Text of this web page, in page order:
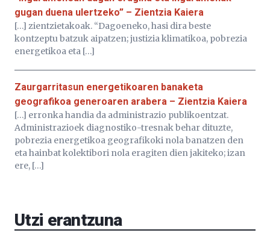
gugan duena ulertzeko” – Zientzia Kaiera
[…] zientzietakoak. “Dagoeneko, hasi dira beste
kontzeptu batzuk aipatzen; justizia klimatikoa, pobrezia
energetikoa eta […]
Zaurgarritasun energetikoaren banaketa
geografikoa generoaren arabera – Zientzia Kaiera
[…] erronka handia da administrazio publikoentzat.
Administrazioek diagnostiko-tresnak behar dituzte,
pobrezia energetikoa geografikoki nola banatzen den
eta hainbat kolektibori nola eragiten dien jakiteko; izan
ere, […]
Utzi erantzuna